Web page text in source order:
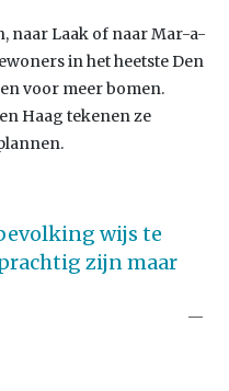
naar Laak of naar Mar-a-
in het heetste Den
voor meer bomen.
Haag tekenen ze
wijs te
zijn maar